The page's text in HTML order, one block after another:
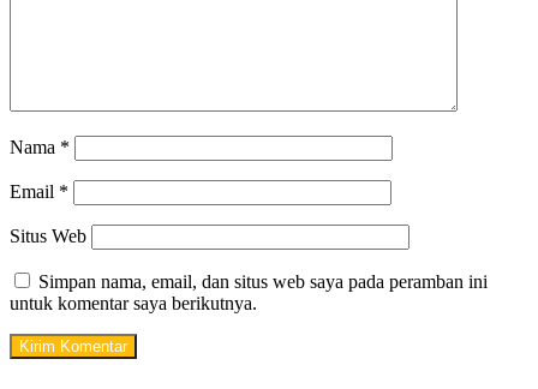
Nama *
Email *
Situs Web
Simpan nama, email, dan situs web saya pada peramban ini
untuk komentar saya berikutnya.